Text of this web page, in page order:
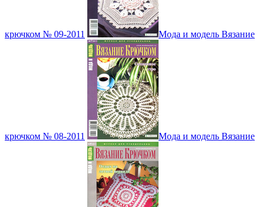
крючком № 09-2011 Мода и модель Вязание
крючком № 08-2011 Мода и модель Вязание